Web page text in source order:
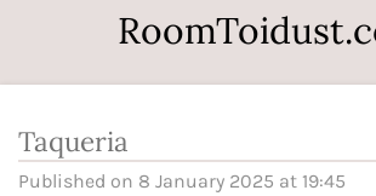
Taqueria
Published on 8 January 2025 at 19:45